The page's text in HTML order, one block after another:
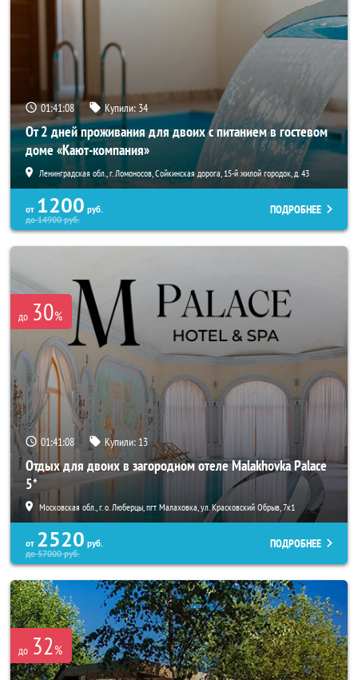
01:41:07 Купили: 34
От 2 дней проживания для двоих с питанием в гостевом
доме «Кают-компания»
Ленинградская обл., г. Ломоносов, Сойкинская дорога, 15-й жилой городок, д. 43
от 1200 руб.
до14900руб.
ПОДРОБНЕЕ
до 30%
01:41:07 Купили: 13
Отдых для двоих в загородном отеле Malakhovka Palace
5*
Московская обл., г. о. Люберцы, пгт Малаховка, ул. Красковский Обрыв, 7к1
от 2520 руб.
до57000руб.
ПОДРОБНЕЕ
до 32%